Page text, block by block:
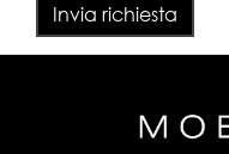
Invia richiesta